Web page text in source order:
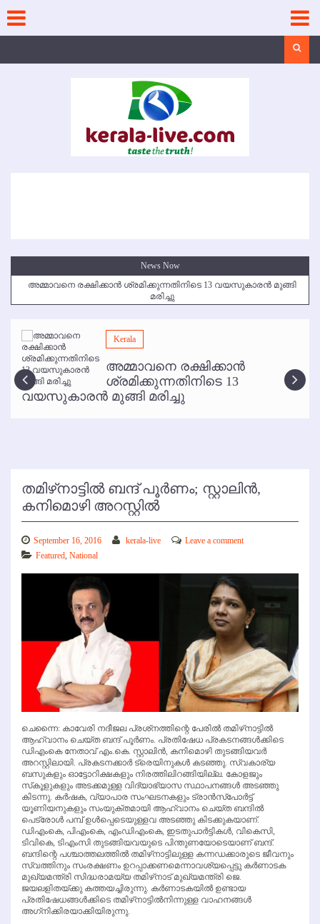
content
News Now
അമ്മാവനെ രക്ഷിക്കാന്‍ ശ്രമിക്കുന്നതിനിടെ 13 വയസുകാരന്‍ മുങ്ങി
മരിച്ചു
മമ്പുറം ആണ്ടു നേര്‍ച്ച ജൂണ്‍ 17 മുതല്‍
ഇനി രമേശ് പിഷാരടി സ്റ്റേജ് ഷോകള്‍ക്ക് ഇല്ല
കോഴിക്കോട് വിമാനത്താവളത്തില്‍ അനധികൃത പാര്‍ക്കിംഗ് പിരിവ് :
പരാതി തള്ളി
Kerala
അമ്മാവനെ രക്ഷിക്കാന്‍
ശ്രമിക്കുന്നതിനിടെ 13
വയസുകാരന്‍ മുങ്ങി മരിച്ചു
തമിഴ്‌നാട്ടില്‍ ബന്ദ് പൂര്‍ണം; സ്റ്റാലിന്‍,
കനിമൊഴി അറസ്റ്റില്‍
September 16, 2016 kerala-live
Leave a comment
Featured National
ചെന്നൈ: കാവേരി നദീജല പ്രശ്‌നത്തിന്റെ പേരില്‍ തമിഴ്‌നാട്ടില്‍
ആഹ്വാനം ചെയ്ത ബന്ദ് പൂര്‍ണം. പ്രതിഷേധ പ്രകടനങ്ങള്‍ക്കിടെ
ഡിഎംകെ നേതാവ് എം.കെ. സ്റ്റാലിന്‍, കനിമൊഴി തുടങ്ങിയവര്‍
അറസ്റ്റിലായി. പ്രകടനക്കാര്‍ ട്രെയിനുകള്‍ കടഞ്ഞു. സ്വകാര്യ
ബസുകളും ഓട്ടോറിക്ഷകളും നിരത്തിലിറങ്ങിയില്ല. കോളജും
സ്‌കൂളുകളും അടക്കമുള്ള വിദ്യാഭ്യാസ സ്ഥാപനങ്ങള്‍ അടഞ്ഞു
കിടന്നു. കര്‍ഷക, വ്യാപാര സംഘടനകളും ട്രാന്‍സ്‌പോര്‍ട്ട്
യൂണിയനുകളും സംയുക്തമായി ആഹ്വാനം ചെയ്ത ബന്ദില്‍
പെട്രോള്‍ പമ്പ് ഉള്‍പ്പെടെയുള്ളവ അടഞ്ഞു കിടക്കുകയാണ്.
ഡിഎംകെ, പിഎംകെ, എംഡിഎംകെ, ഇടതുപാര്‍ട്ടികള്‍, വികെസി,
ടിവികെ, ടിഎംസി തുടങ്ങിയവയുടെ പിന്തുണയോടെയാണ് ബന്ദ്.
ബന്ദിന്റെ പശ്ചാത്തലത്തില്‍ തമിഴ്‌നാട്ടിലുള്ള കന്നഡക്കാരുടെ ജീവനും
സ്വത്തിനും സംരക്ഷണം ഉറപ്പാക്കണമെന്നാവശ്യപ്പെട്ടു കര്‍ണാടക
മുഖ്യമന്ത്രി സിദ്ധരാമയ്യ തമിഴ്‌നാട് മുഖ്യമന്ത്രി ജെ.
ജയലളിതയ്ക്കു കത്തയച്ചിരുന്നു. കര്‍ണാടകയില്‍ ഉണ്ടായ
പ്രതിഷേധങ്ങള്‍ക്കിടെ തമിഴ്‌നാട്ടില്‍നിന്നുള്ള വാഹനങ്ങള്‍
അഗ്‌നിക്കിരയാക്കിയിരുന്നു.